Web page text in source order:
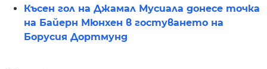
Късен гол на Джамал Мусиала донесе точка
на Байерн Мюнхен в гостуването на
Борусия Дортмунд